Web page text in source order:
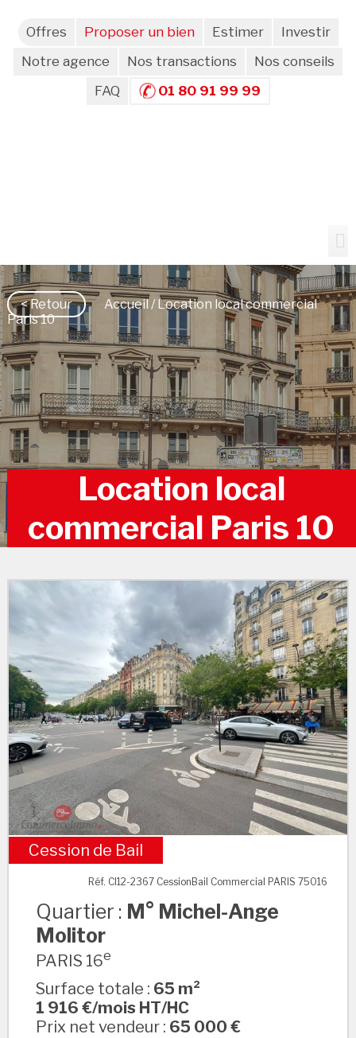
Offres Proposer un bien Estimer
Investir
Notre agence
Nos transactions
Nos conseils
FAQ
01 80 91 99 99
< Retour Accueil/ Location local commercial
Paris 10
Location local
commercial Paris 10
M° Michel-Ange Molitor
Cession de Bail
Réf. CI12-2367 CessionBail Commercial PARIS 75016
Quartier : M° Michel-Ange
Molitor
PARIS 16e
Surface totale : 65 m²
1 916 €/mois HT/HC
Prix net vendeur : 65 000 €